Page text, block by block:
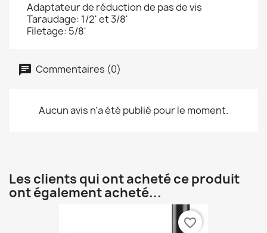
Adaptateur de réduction de pas de vis
Taraudage: 1/2' et 3/8'
Filetage: 5/8'
Commentaires (0)
Aucun avis n'a été publié pour le moment.
Les clients qui ont acheté ce produit
ont également acheté...
favorite_border